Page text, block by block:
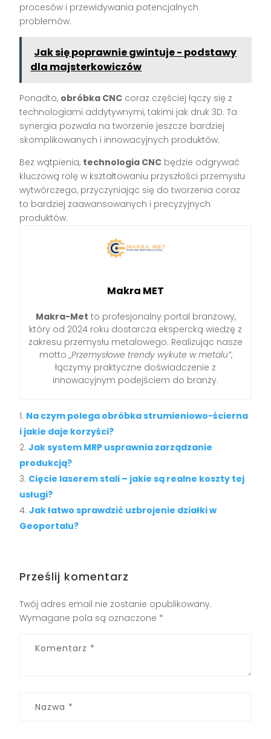
procesów i przewidywania potencjalnych
problemów.
Jak się poprawnie gwintuje - podstawy
dla majsterkowiczów
Ponadto, obróbka CNC coraz częściej łączy się z
technologiami addytywnymi, takimi jak druk 3D. Ta
synergia pozwala na tworzenie jeszcze bardziej
skomplikowanych i innowacyjnych produktów.
Bez wątpienia, technologia CNC będzie odgrywać
kluczową rolę w kształtowaniu przyszłości przemysłu
wytwórczego, przyczyniając się do tworzenia coraz
to bardziej zaawansowanych i precyzyjnych
produktów.
Makra MET
Makra-Met to profesjonalny portal branżowy,
który od 2024 roku dostarcza ekspercką wiedzę z
zakresu przemysłu metalowego. Realizując nasze
motto„Przemysłowe trendy wykute w metalu”,
łączymy praktyczne doświadczenie z
innowacyjnym podejściem do branży.
Na czym polega obróbka strumieniowo-ścierna
i jakie daje korzyści?
Jak system MRP usprawnia zarządzanie
produkcją?
Cięcie laserem stali – jakie są realne koszty tej
usługi?
Jak łatwo sprawdzić uzbrojenie działki w
Geoportalu?
Prześlij komentarz
Twój adres email nie zostanie opublikowany.
Wymagane pola są oznaczone *